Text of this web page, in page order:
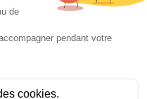
Politique cookies